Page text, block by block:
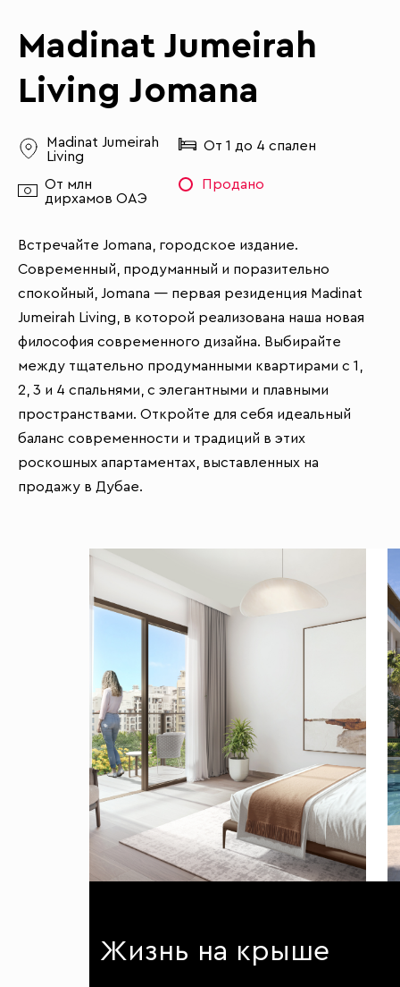
Madinat Jumeirah
Living Jomana
Madinat Jumeirah
Living
От 1 до 4 спален
От млн
дирхамов ОАЭ
Продано
Встречайте Jomana, городское издание.
Современный, продуманный и поразительно
спокойный, Jomana — первая резиденция Madinat
Jumeirah Living, в которой реализована наша новая
философия современного дизайна. Выбирайте
между тщательно продуманными квартирами с 1,
2, 3 и 4 спальнями, с элегантными и плавными
пространствами. Откройте для себя идеальный
баланс современности и традиций в этих
роскошных апартаментах, выставленных на
продажу в Дубае.
Жизнь на крыше